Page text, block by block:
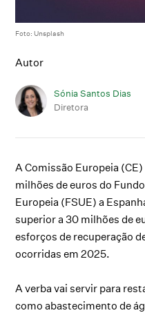
Foto: Unsplash
Autor
Sónia Santos Dias
Diretora
A Comissão Europeia
milhões de euros do
Europeia (FSUE) a
superior a 30 milhões de
esforços de recuperação
ocorridas em 2025.
A verba vai servir para
como abastecimento de